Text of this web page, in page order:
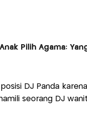
Pilih Agama:
DJ Panda
seorang DJ